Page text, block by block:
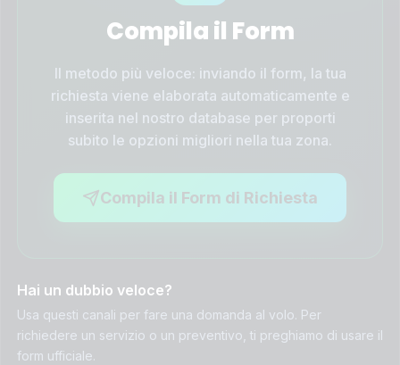
Compila il Form
Il metodo più veloce: inviando il form, la tua
richiesta viene elaborata automaticamente e
inserita nel nostro database per proporti
subito le opzioni migliori nella tua zona.
Compila il Form di Richiesta
Hai un dubbio veloce?
Usa questi canali per fare una domanda al volo. Per
richiedere un servizio o un preventivo, ti preghiamo di usare il
form ufficiale.